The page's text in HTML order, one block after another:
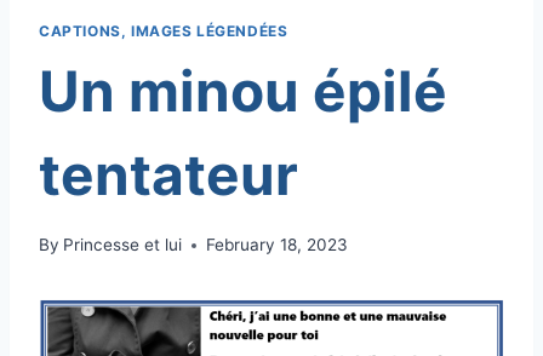
CAPTIONS, IMAGES LÉGENDÉES
Un minou épilé
tentateur
By Princesse et lui February 18, 2023